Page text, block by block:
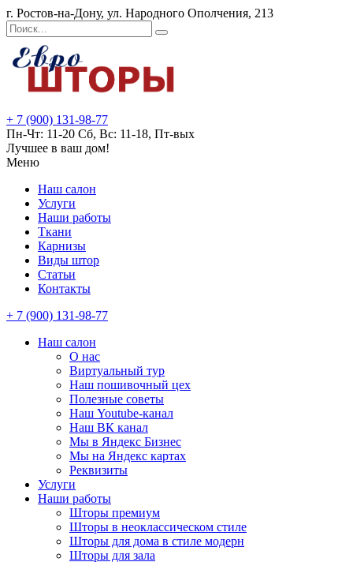
г. Ростов-на-Дону, ул. Народного Ополчения, 213
+ 7 (900) 131-98-77
Пн-Чт: 11-20 Сб, Вс: 11-18, Пт-вых
Лучшее в ваш дом!
Меню
Наш салон
Услуги
Наши работы
Ткани
Карнизы
Виды штор
Статьи
Контакты
+ 7 (900) 131-98-77
Наш салон
О нас
Виртуальный тур
Наш пошивочный цех
Полезные советы
Наш Youtube-канал
Наш ВК канал
Мы в Яндекс Бизнес
Мы на Яндекс картах
Реквизиты
Услуги
Наши работы
Шторы премиум
Шторы в неоклассическом стиле
Шторы для дома в стиле модерн
Шторы для зала